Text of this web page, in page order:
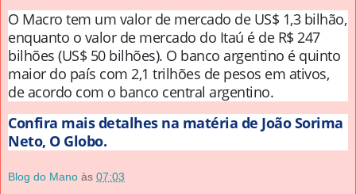
O Macro tem um valor de mercado de US$ 1,3 bilhão,
enquanto o valor de mercado do Itaú é de R$ 247
bilhões (US$ 50 bilhões). O banco argentino é quinto
maior do país com 2,1 trilhões de pesos em ativos,
de acordo com o banco central argentino.
Confira mais detalhes na matéria de João Sorima
Neto, O Globo.
Blog do Mano às 07:03